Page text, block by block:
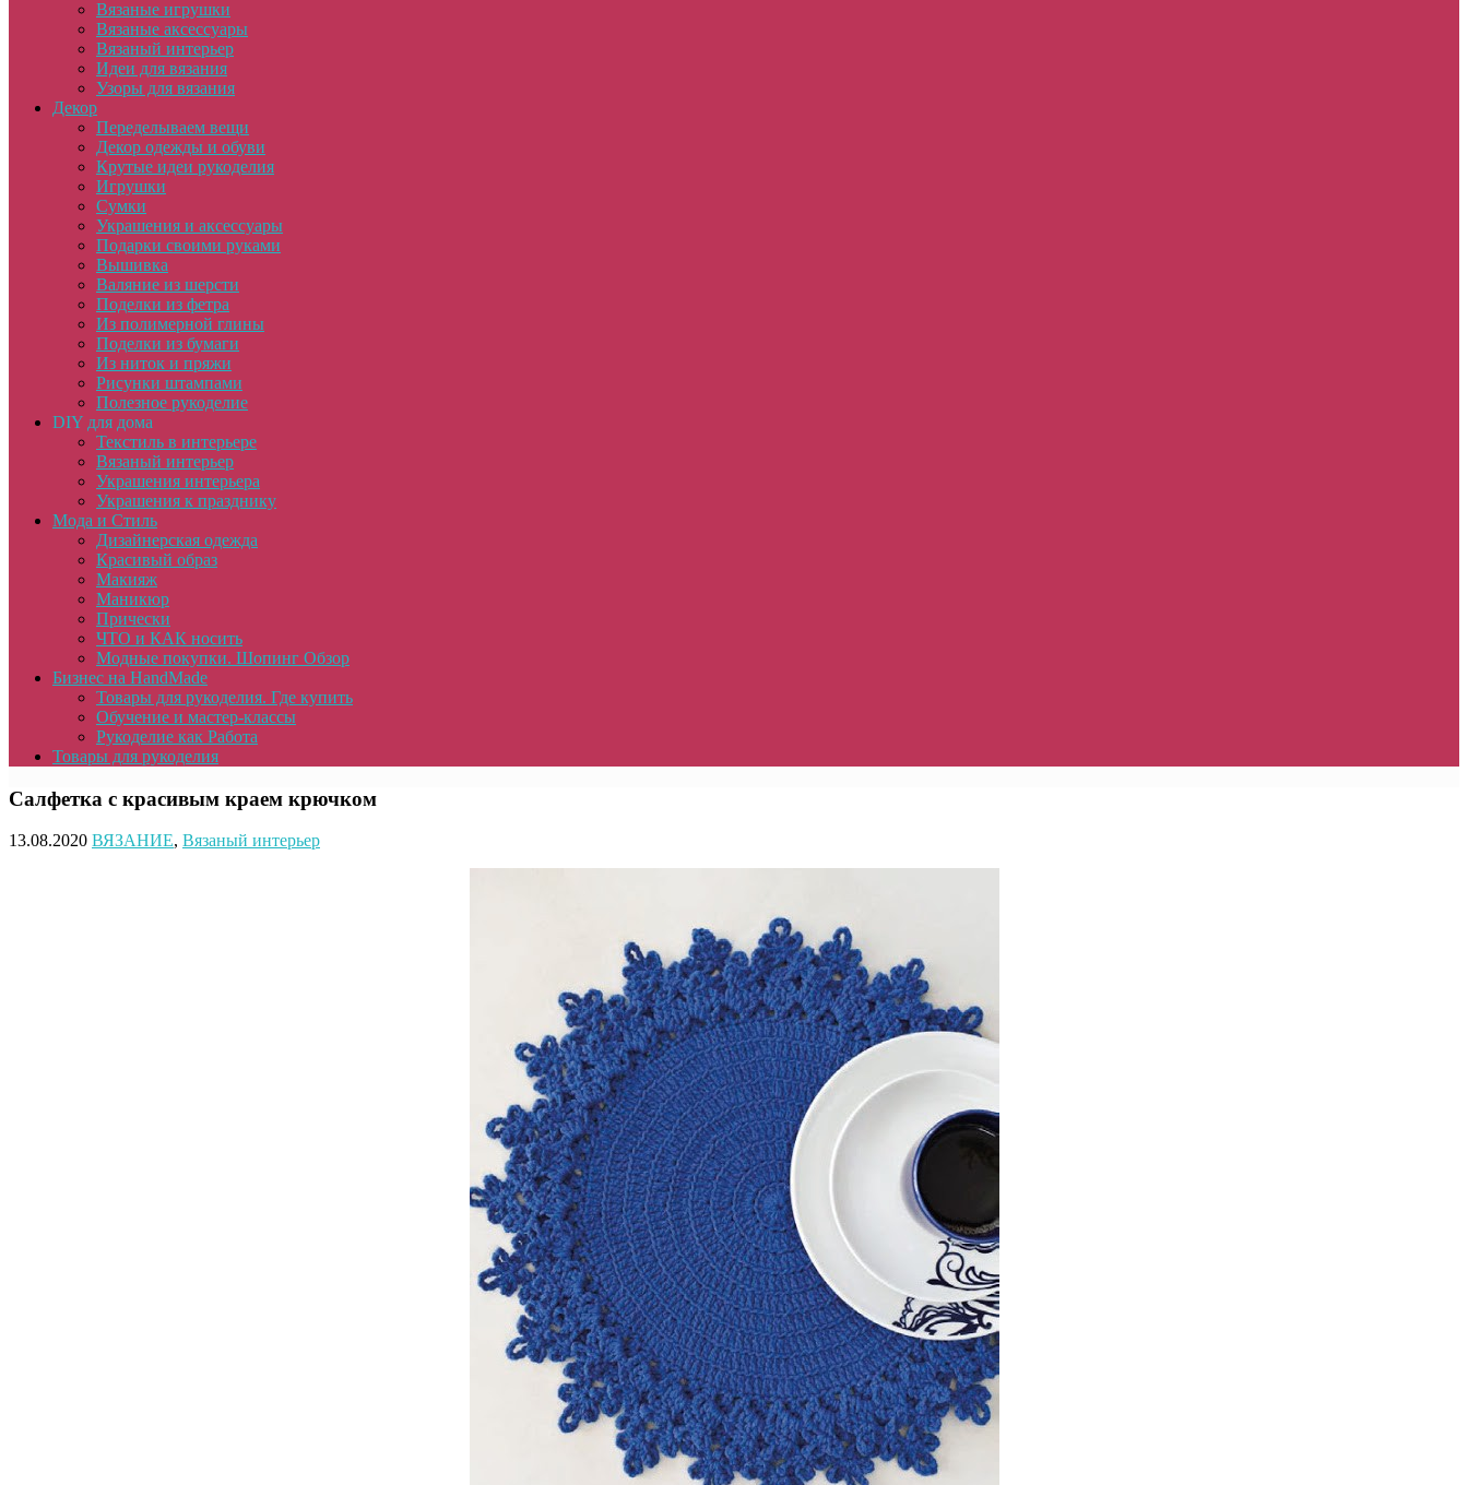
Вязаные игрушки
Вязаные аксессуары
Вязаный интерьер
Идеи для вязания
Узоры для вязания
Декор
Переделываем вещи
Декор одежды и обуви
Крутые идеи рукоделия
Игрушки
Сумки
Украшения и аксессуары
Подарки своими руками
Вышивка
Валяние из шерсти
Поделки из фетра
Из полимерной глины
Поделки из бумаги
Из ниток и пряжи
Рисунки штампами
Полезное рукоделие
DIY для дома
Текстиль в интерьере
Вязаный интерьер
Украшения интерьера
Украшения к празднику
Мода и Стиль
Дизайнерская одежда
Красивый образ
Макияж
Маникюр
Прически
ЧТО и КАК носить
Модные покупки. Шопинг Обзор
Бизнес на HandMade
Товары для рукоделия. Где купить
Обучение и мастер-классы
Рукоделие как Работа
Товары для рукоделия
Салфетка с красивым краем крючком
13.08.2020 ВЯЗАНИЕ, Вязаный интерьер